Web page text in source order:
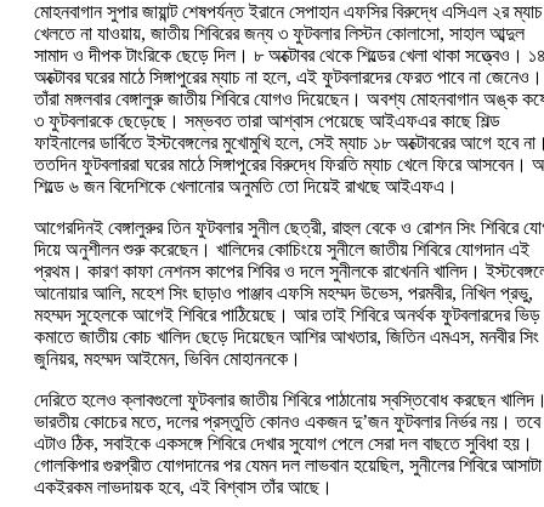
মোহনবাগান সুপার জায়ান্ট শেষপর্যন্ত ইরানে সেপাহান এফসির বিরুদ্ধে এসিএল ২র ম্যাচ
খেলতে না যাওয়ায়, জাতীয় শিবিরের জন্য ৩ ফুটবলার লিস্টন কোলাসো, সাহাল আব্দুল
সামাদ ও দীপক টাংরিকে ছেড়ে দিল। ৮ অক্টোবর থেকে শিল্ডের খেলা থাকা সত্ত্বেও।
অক্টোবর ঘরের মাঠে সিঙ্গাপুরের ম্যাচ না হলে, এই ফুটবলারদের ফেরত পাবে না জেনেও।
তাঁরা মঙ্গলবার বেঙ্গালুরু জাতীয় শিবিরে যোগও দিয়েছেন। অবশ্য মোহনবাগান অঙ্ক
৩ ফুটবলারকে ছেড়েছে। সম্ভবত তারা আশ্বাস পেয়েছে আইএফএর কাছে শিল্ড
ফাইনালের ডার্বিতে ইস্টবেঙ্গলের মুখোমুখি হলে, সেই ম্যাচ ১৮ অক্টোবরের আগে হবে
ততদিন ফুটবলাররা ঘরের মাঠে সিঙ্গাপুরের বিরুদ্ধে ফিরতি ম্যাচ খেলে ফিরে আসবেন।
শিল্ডে ৬ জন বিদেশিকে খেলানোর অনুমতি তো দিয়েই রাখছে আইএফএ।
আগেরদিনই বেঙ্গালুরুর তিন ফুটবলার সুনীল ছেত্রী, রাহুল বেকে ও রোশন সিং শিবিরে
দিয়ে অনুশীলন শুরু করেছেন। খালিদের কোচিংয়ে সুনীলে জাতীয় শিবিরে যোগদান এই
প্রথম। কারণ কাফা নেশনস কাপের শিবির ও দলে সুনীলকে রাখেননি খালিদ।
আনোয়ার আলি, মহেশ সিং ছাড়াও পাঞ্জাব এফসি মহম্মদ উভেস, পরমবীর, নিখিল প্রভু,
মহম্মদ সুহেলকে আগেই শিবিরে পাঠিয়েছে। আর তাই শিবিরে অনর্থক ফুটবলারদের ভিড়
কমাতে জাতীয় কোচ খালিদ ছেড়ে দিয়েছেন আশির আখতার, জিতিন এমএস, মনবীর সিং
জুনিয়র, মহম্মদ আইমেন, ভিবিন মোহাননকে।
দেরিতে হলেও ক্লাবগুলো ফুটবলার জাতীয় শিবিরে পাঠানোয় স্বস্তিবোধ করছেন
ভারতীয় কোচের মতে, দলের প্রস্তুতি কোনও একজন দু’জন ফুটবলার নির্ভর নয়। তবে
এটাও ঠিক, সবাইকে একসঙ্গে শিবিরে দেখার সুযোগ পেলে সেরা দল বাছতে সুবিধা হয়।
গোলকিপার গুরপ্রীত যোগদানের পর যেমন দল লাভবান হয়েছিল, সুনীলের শিবিরে আসাটা
একইরকম লাভদায়ক হবে, এই বিশ্বাস তাঁর আছে।